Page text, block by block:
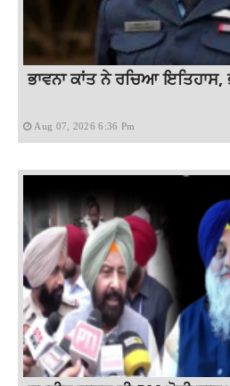
ਭਾਵਨਾ ਕਾਂਤ ਨੇ ਰਚਿਆ ਇਤਿਹਾਸ,
Aug 07, 2026 6:36 Pm